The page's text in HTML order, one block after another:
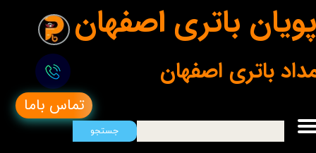
پویان باتری اصفهان
تماس باما
جستجو
باتری اصفهان